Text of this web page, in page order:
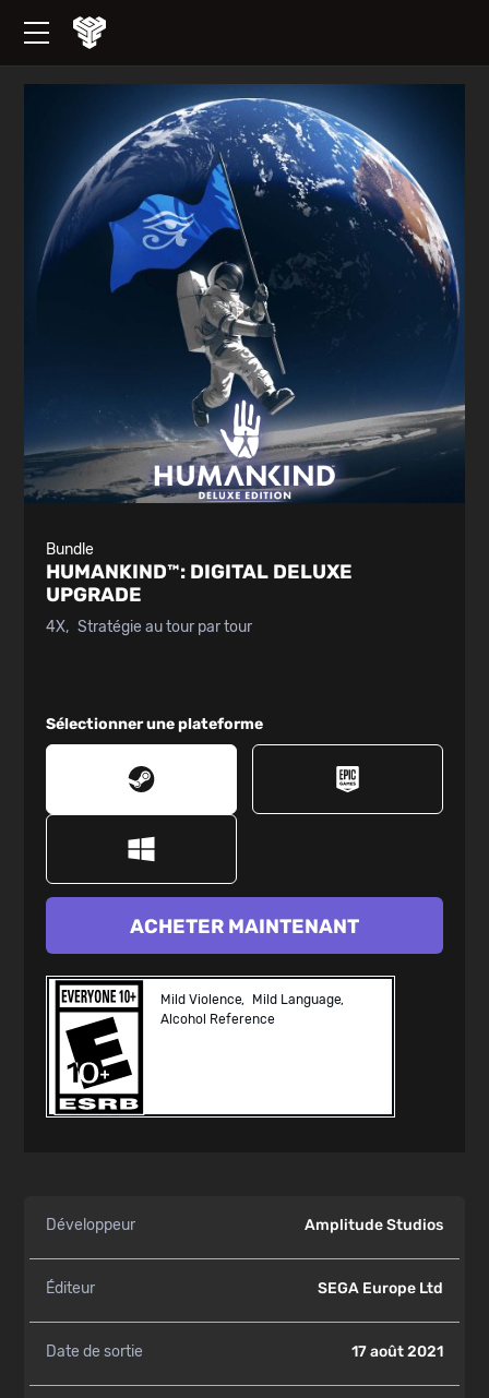
Bundle
HUMANKIND™: DIGITAL DELUXE
UPGRADE
4X Stratégie au tour par tour
Sélectionner une plateforme
ACHETER MAINTENANT
Mild Violence
Mild Language
Alcohol Reference
Développeur Amplitude Studios
Éditeur SEGA Europe Ltd
Date de sortie 17 août 2021